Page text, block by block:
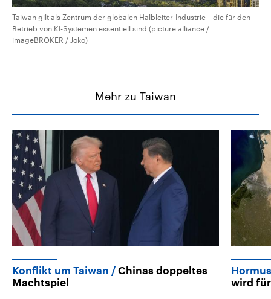
Taiwan gilt als Zentrum der globalen Halbleiter-Industrie – die für den
Betrieb von KI-Systemen essentiell sind (picture alliance /
imageBROKER / Joko)
Mehr zu Taiwan
Konflikt um Taiwan
Chinas doppeltes
Machtspiel
wird